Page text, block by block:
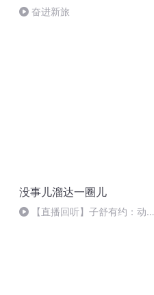
奋进新旅
没事儿溜达一圈儿
【直播回听】子舒有约：动听